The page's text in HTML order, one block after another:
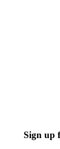
Sign up